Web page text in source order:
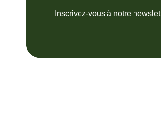
Inscrivez-vous à notre